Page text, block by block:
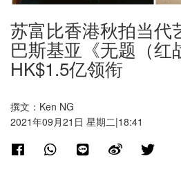
苏富比香港秋拍当
巴斯基亚《无题（红
HK$1.5亿领衔
撰文：Ken NG
2021年09月21日 星期二|18:41